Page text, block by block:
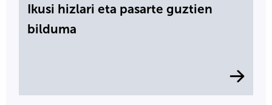
Ikusi hizlari eta pasarte guztien
bilduma